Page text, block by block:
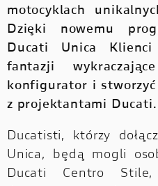
SCRAMBLER
motocyklach
Dzięki nowemu
Ducati Unica
fantazji
konfigurator i
z projektantami Ducati.
Ducatisti, którzy
Unica, będą mogli
Ducati Centro